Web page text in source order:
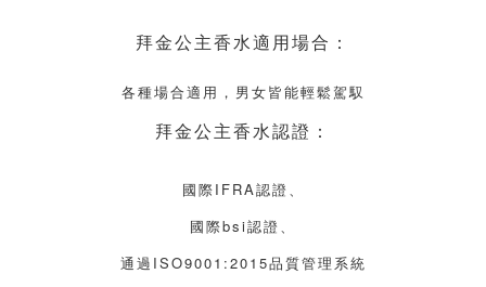
拜金公主香水適用場合：
各種場合適用，男女皆能輕鬆駕馭
拜金公主香水認證 ：
國際IFRA認證、
國際bsi認證、
通過ISO9001:2015品質管理系統